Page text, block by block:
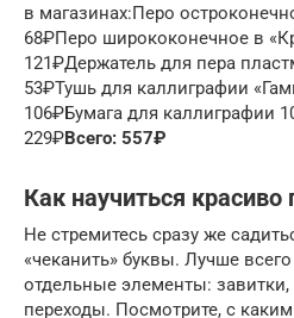
в магазинах:Перо
68₽Перо ширококонечное в
121₽Держатель для пера
53₽Тушь для каллиграфии
106₽Бумага для каллиграфии
229₽Всего: 557₽
Как научиться красиво
Не стремитесь сразу же
«чеканить» буквы. Лучше
отдельные элементы:
переходы. Посмотрите, с